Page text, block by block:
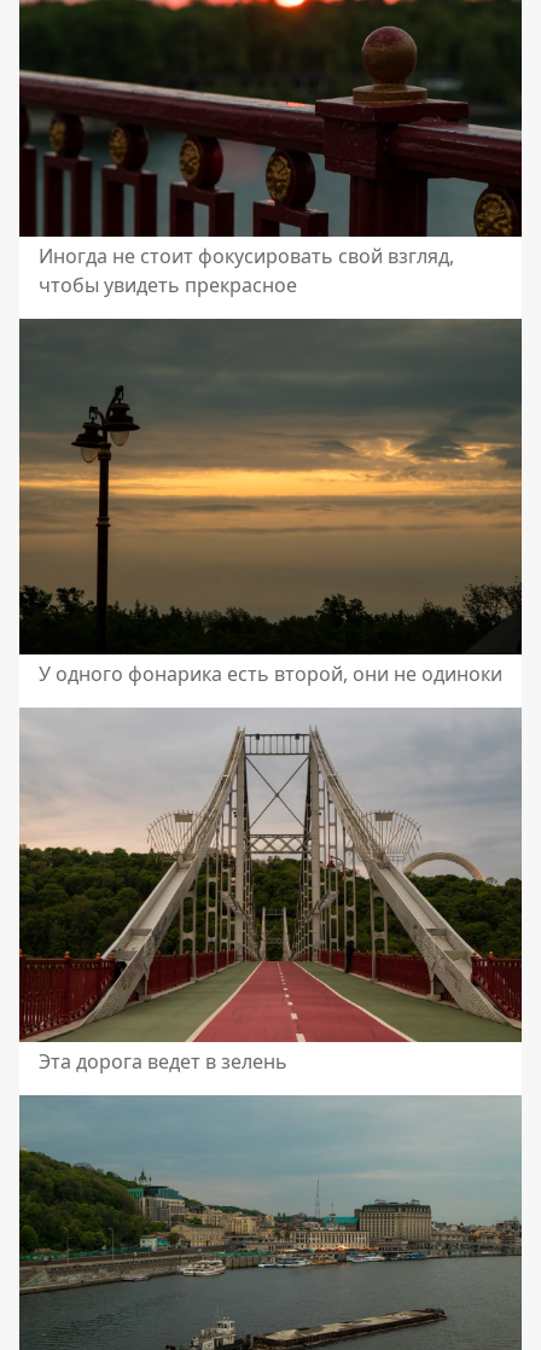
Иногда не стоит фокусировать свой взгляд,
чтобы увидеть прекрасное
У одного фонарика есть второй, они не одиноки
Эта дорога ведет в зелень